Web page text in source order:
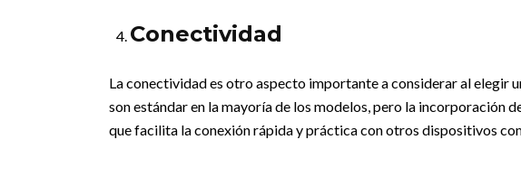
Conectividad
La conectividad es otro aspecto importante a considerar al elegir
son estándar en la mayoría de los modelos, pero la incorporación
que facilita la conexión rápida y práctica con otros dispositivos